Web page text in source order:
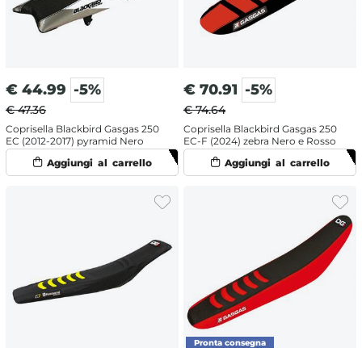
€ 44.99 -5%
€ 47.36
Coprisella Blackbird Gasgas 250
EC (2012-2017) pyramid Nero
€ 70.91 -5%
€ 74.64
Coprisella Blackbird Gasgas 250
EC-F (2024) zebra Nero e Rosso